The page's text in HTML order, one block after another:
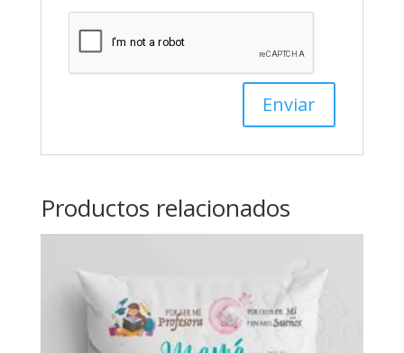
Productos relacionados